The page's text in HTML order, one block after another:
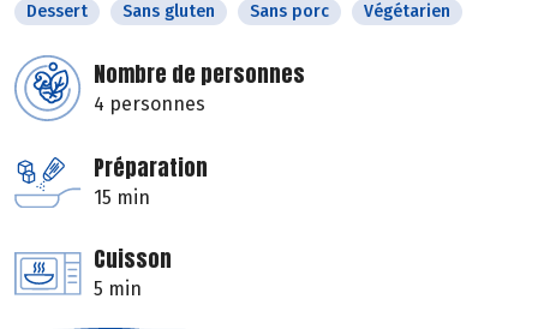
Dessert Sans gluten Sans porc Végétarien
Nombre de personnes
4 personnes
Préparation
15 min
Cuisson
5 min